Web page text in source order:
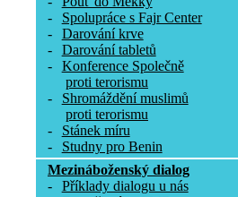
-
Spolupráce s Fajr Center
-
Darování krve
-
Darování tabletů
-
Konference Společně
proti terorismu
-
Shromáždění muslimů
proti terorismu
-
Stánek míru
-
Studny pro Benin
Mezináboženský dialog
-
Příklady dialogu u nás